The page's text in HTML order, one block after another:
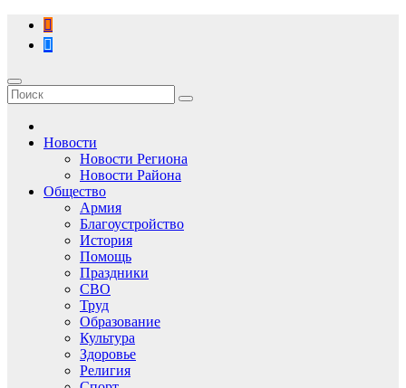
Перейти
содержимому
Новости
Новости Региона
Новости Района
Общество
Армия
Благоустройство
История
Помощь
Праздники
СВО
Труд
Образование
Культура
Здоровье
Религия